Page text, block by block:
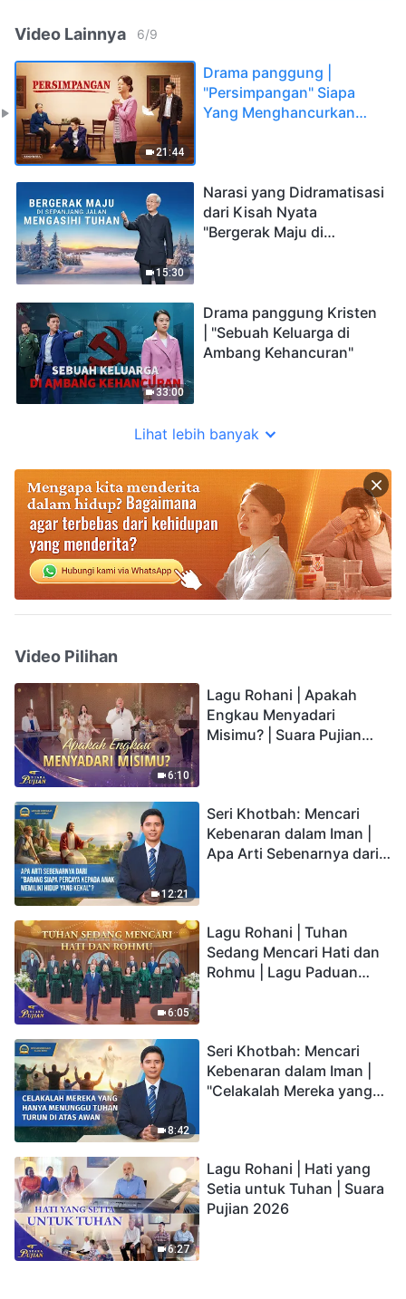
Video Lainnya 6/9
21:44
Drama panggung |
"Persimpangan" Siapa
Yang Menghancurkan
15:30
Narasi yang Didramatisasi
dari Kisah Nyata
"Bergerak Maju di
33:00
Drama panggung Kristen
| "Sebuah Keluarga di
Ambang Kehancuran"
Lihat lebih banyak
Video Pilihan
6:10
Lagu Rohani | Apakah
Engkau Menyadari
Misimu? | Suara Pujian
12:21
Seri Khotbah: Mencari
Kebenaran dalam Iman |
Apa Arti Sebenarnya dari
6:05
Lagu Rohani | Tuhan
Sedang Mencari Hati dan
Rohmu | Lagu Paduan
8:42
Seri Khotbah: Mencari
Kebenaran dalam Iman |
"Celakalah Mereka yang
6:27
Lagu Rohani | Hati yang
Setia untuk Tuhan | Suara
Pujian 2026